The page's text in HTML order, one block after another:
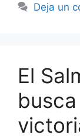
Deja un
El